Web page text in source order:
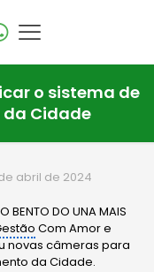
o sistema de
Cidade
abril de 2024
BENTO DO UNA MAIS
Com Amor e
novas câmeras para
da Cidade.